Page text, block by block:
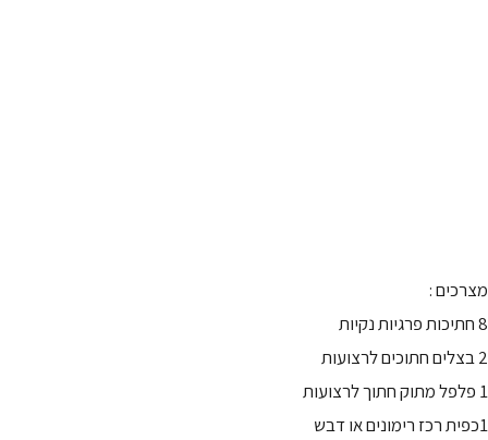
מצרכים :
8 חתיכות פרגיות נקיות
2 בצלים חתוכים לרצועות
1 פלפל מתוק חתוך לרצועות
1כפית רכז רימונים או דבש